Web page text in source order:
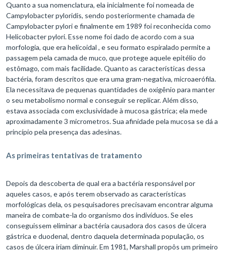
Quanto a sua nomenclatura, ela inicialmente foi nomeada de
Campylobacter pyloridis, sendo posteriormente chamada de
Campylobacter pylori e finalmente em 1989 foi reconhecida como
Helicobacter pylori. Esse nome foi dado de acordo com a sua
morfologia, que era helicoidal , e seu formato espiralado permite a
passagem pela camada de muco, que protege aquele epitélio do
estômago, com mais facilidade. Quanto as características dessa
bactéria, foram descritos que era uma gram-negativa, microaerófila.
Ela necessitava de pequenas quantidades de oxigênio para manter
o seu metabolismo normal e conseguir se replicar. Além disso,
estava associada com exclusividade à mucosa gástrica; ela mede
aproximadamente 3 micrometros. Sua afinidade pela mucosa se dá a
princípio pela presença das adesinas.
As primeiras tentativas de tratamento
Depois da descoberta de qual era a bactéria responsável por
aqueles casos, e após terem observado as características
morfológicas dela, os pesquisadores precisavam encontrar alguma
maneira de combate-la do organismo dos indivíduos. Se eles
conseguissem eliminar a bactéria causadora dos casos de úlcera
gástrica e duodenal, dentro daquela determinada população, os
casos de úlcera iriam diminuir. Em 1981, Marshall propôs um primeiro